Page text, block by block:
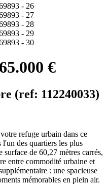
€
(ref: 112240033)
refuge urbain dans ce
des quartiers les plus
surface de 60,27 mètres carrés,
entre commodité urbaine et
: une spacieuse
mémorables en plein air.